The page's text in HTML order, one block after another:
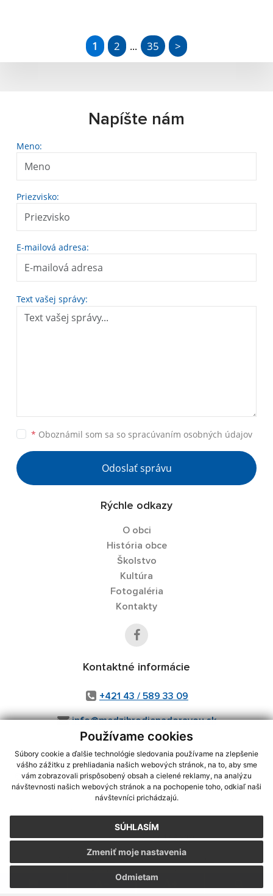
Používame cookies
Súbory cookie a ďalšie technológie sledovania používame na zlepšenie
vášho zážitku z prehliadania našich webových stránok, na to, aby sme
vám zobrazovali prispôsobený obsah a cielené reklamy, na analýzu
návštevnosti našich webových stránok a na pochopenie toho, odkiaľ naši
návštevníci prichádzajú.
SÚHLASÍM
Odmietam
Zmeniť moje nastavenia
1 2 ... 35 >
Napíšte nám
Meno:
Priezvisko:
E-mailová adresa:
Text vašej správy:
* Oboznámil som sa so spracúvaním osobných údajov
Odoslať správu
Rýchle odkazy
O obci
História obce
Školstvo
Kultúra
Fotogaléria
Kontakty
Kontaktné informácie
+421 43 / 589 33 09
info@medzibrodienadoravou.sk
využite možnosť získavania aktuálnych informácií s využitím RSS
CMS systém (redakčný) systém ECHELON 2,Mapa stránok,web portál
webex.digital, s.r.o.,domény,registrácia domény
Posledná aktualizácia:04.08.2026
Vytlačiť stránku|Vyhlásenie o prístupnosti